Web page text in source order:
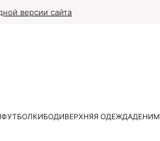
версии сайта
ФУТБОЛКИБОДИВЕРХНЯЯ ОДЕЖДАДЕНИМ